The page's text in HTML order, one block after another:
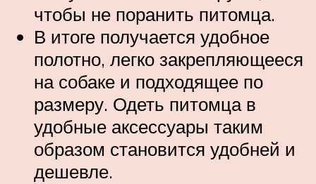
чтобы не поранить питомца.
В итоге получается удобное
полотно, легко закрепляющееся
на собаке и подходящее по
размеру. Одеть питомца в
удобные аксессуары таким
образом становится удобней и
дешевле.